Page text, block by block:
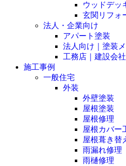
ウッドデッ
玄関リフォ
法人・企業向け
アパート塗装
法人向け｜塗装
工務店｜建設会
施工事例
一般住宅
外装
外壁塗装
屋根塗装
屋根修理
屋根カバー
屋根葺き替
雨漏れ修理
雨樋修理